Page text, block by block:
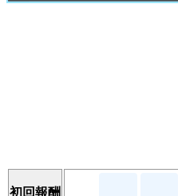
初回報酬